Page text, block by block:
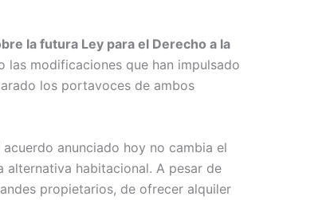
la futura Ley para el Derecho a la
las modificaciones que han impulsado
los portavoces de ambos
anunciado hoy no cambia el
alternativa habitacional. A pesar de
propietarios, de ofrecer alquiler